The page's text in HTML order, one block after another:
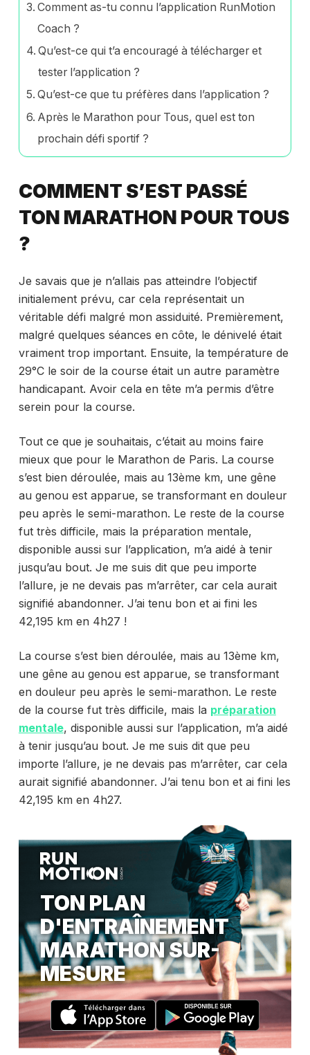
Comment as-tu connu l’application RunMotion
Coach ?
Qu’est-ce qui t’a encouragé à télécharger et
tester l’application ?
Qu’est-ce que tu préfères dans l’application ?
Après le Marathon pour Tous, quel est ton
prochain défi sportif ?
COMMENT S’EST PASSÉ
TON MARATHON POUR TOUS
?
Je savais que je n’allais pas atteindre l’objectif
initialement prévu, car cela représentait un
véritable défi malgré mon assiduité. Premièrement,
malgré quelques séances en côte, le dénivelé était
vraiment trop important. Ensuite, la température de
29°C le soir de la course était un autre paramètre
handicapant. Avoir cela en tête m’a permis d’être
serein pour la course.
Tout ce que je souhaitais, c’était au moins faire
mieux que pour le Marathon de Paris. La course
s’est bien déroulée, mais au 13ème km, une gêne
au genou est apparue, se transformant en douleur
peu après le semi-marathon. Le reste de la course
fut très difficile, mais la préparation mentale,
disponible aussi sur l’application, m’a aidé à tenir
jusqu’au bout. Je me suis dit que peu importe
l’allure, je ne devais pas m’arrêter, car cela aurait
signifié abandonner. J’ai tenu bon et ai fini les
42,195 km en 4h27 !
La course s’est bien déroulée, mais au 13ème km,
une gêne au genou est apparue, se transformant
en douleur peu après le semi-marathon. Le reste
de la course fut très difficile, mais la préparation
mentale, disponible aussi sur l’application, m’a aidé
à tenir jusqu’au bout. Je me suis dit que peu
importe l’allure, je ne devais pas m’arrêter, car cela
aurait signifié abandonner. J’ai tenu bon et ai fini les
42,195 km en 4h27.
TON PLAN
D'ENTRAÎNEMENT
MARATHON SUR-
MESURE